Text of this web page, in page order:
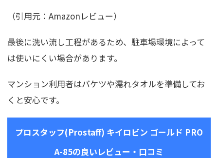
（引用元：Amazonレビュー）
最後に洗い流し工程があるため、駐車場環境によって
は使いにくい場合があります。
マンション利用者はバケツや濡れタオルを準備してお
くと安心です。
プロスタッフ(Prostaff) キイロビン ゴールド PRO
A-85の良いレビュー・口コミ